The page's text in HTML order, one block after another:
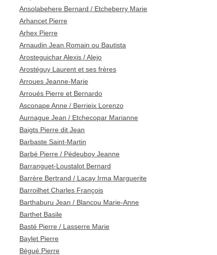
Ansolabehere Bernard / Etcheberry Marie
Arhancet Pierre
Arhex Pierre
Arnaudin Jean Romain ou Bautista
Arosteguichar Alexis / Alejo
Arostéguy Laurent et ses frères
Arroues Jeanne-Marie
Arroués Pierre et Bernardo
Asconape Anne / Berrieix Lorenzo
Aurnague Jean / Etchecopar Marianne
Baigts Pierre dit Jean
Barbaste Saint-Martin
Barbé Pierre / Pédeuboy Jeanne
Barranguet-Loustalot Bernard
Barrère Bertrand / Lacay Irma Marguerite
Barroilhet Charles François
Barthaburu Jean / Blancou Marie-Anne
Barthet Basile
Basté Pierre / Lasserre Marie
Baylet Pierre
Bégué Pierre